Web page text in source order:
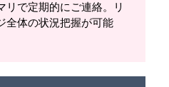
リで定期的にご連絡。リ
全体の状況把握が可能